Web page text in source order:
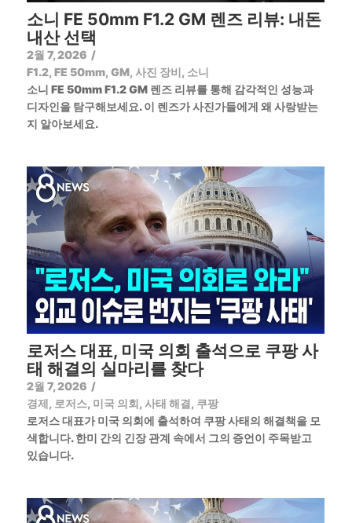
소니 FE 50mm F1.2 GM 렌즈 리뷰: 내돈
내산 선택
2월 7, 2026 /
F1.2, FE 50mm, GM, 사진 장비, 소니
소니 FE 50mm F1.2 GM 렌즈 리뷰를 통해 감각적인 성능과
디자인을 탐구해보세요. 이 렌즈가 사진가들에게 왜 사랑받는
지 알아보세요.
로저스 대표, 미국 의회 출석으로 쿠팡 사
태 해결의 실마리를 찾다
2월 7, 2026 /
경제, 로저스, 미국 의회, 사태 해결, 쿠팡
로저스 대표가 미국 의회에 출석하여 쿠팡 사태의 해결책을 모
색합니다. 한미 간의 긴장 관계 속에서 그의 증언이 주목받고
있습니다.